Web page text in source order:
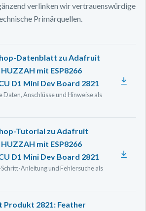
verlinken wir vertrauenswürdige
Primärquellen.
Datenblatt zu Adafruit
mit ESP8266
D1 Mini Dev Board 2821
Daten, Anschlüsse und Hinweise als
Tutorial zu Adafruit
mit ESP8266
D1 Mini Dev Board 2821
Anleitung und Fehlersuche als
Produkt 2821: Feather